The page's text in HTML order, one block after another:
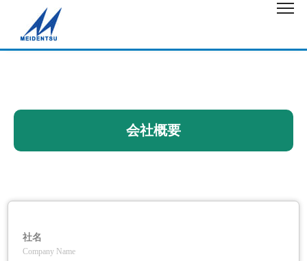
会社概要
社名
Company Name